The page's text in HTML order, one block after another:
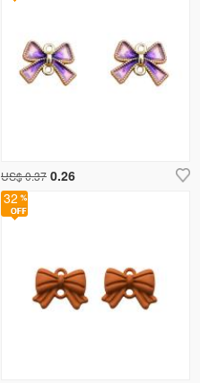
32
US$ 0.37 0.26